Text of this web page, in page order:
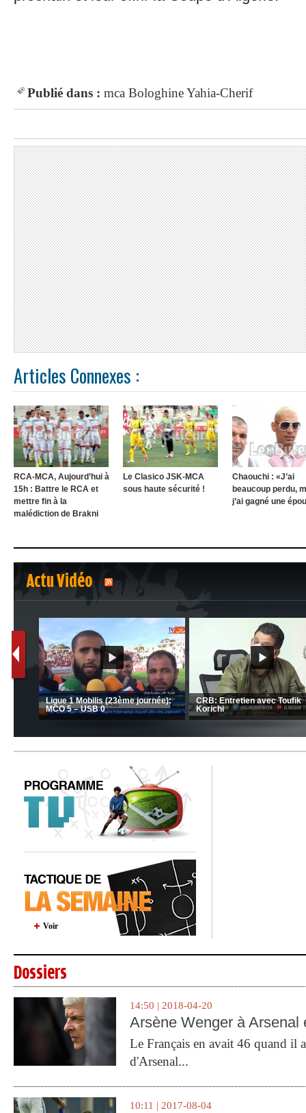
Publié dans : mca BologhineYahia-Cherif
Articles Connexes :
RCA-MCA, Aujourd’hui à
15h : Battre le RCA et
mettre fin à la
malédiction de Brakni
Le Clasico JSK-MCA
sous haute sécurité !
Chaouchi : «J’ai
beaucoup perdu,
j’ai gagné une
Actu Vidéo
1 2
MCA: Kaci-Saïd évoque le large
succès du Mouloudia face au FC
MFM
JSK: Brahim Zafour évoque la
situation du club
Voir
Dossiers
14:50 | 2018-04-20
Arsène Wenger à Arsenal
Le Français en avait 46 quand il
d'Arsenal...
10:11 | 2017-08-04